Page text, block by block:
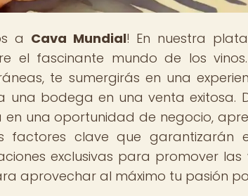
a Cava Mundial! En nuestra
el fascinante mundo de los
te sumergirás en una
una bodega en una venta exitosa.
en una oportunidad de negocio,
factores clave que garantizarán
exclusivas para promover
aprovechar al máximo tu pasión